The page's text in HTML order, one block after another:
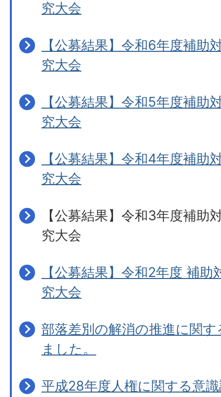
究大会
【公募結果】令和6年度補助
究大会
【公募結果】令和5年度補助
究大会
【公募結果】令和4年度補助
究大会
【公募結果】令和3年度補助
究大会
【公募結果】令和2年度 補
究大会
部落差別の解消の推進に関
ました。
平成28年度人権に関する意